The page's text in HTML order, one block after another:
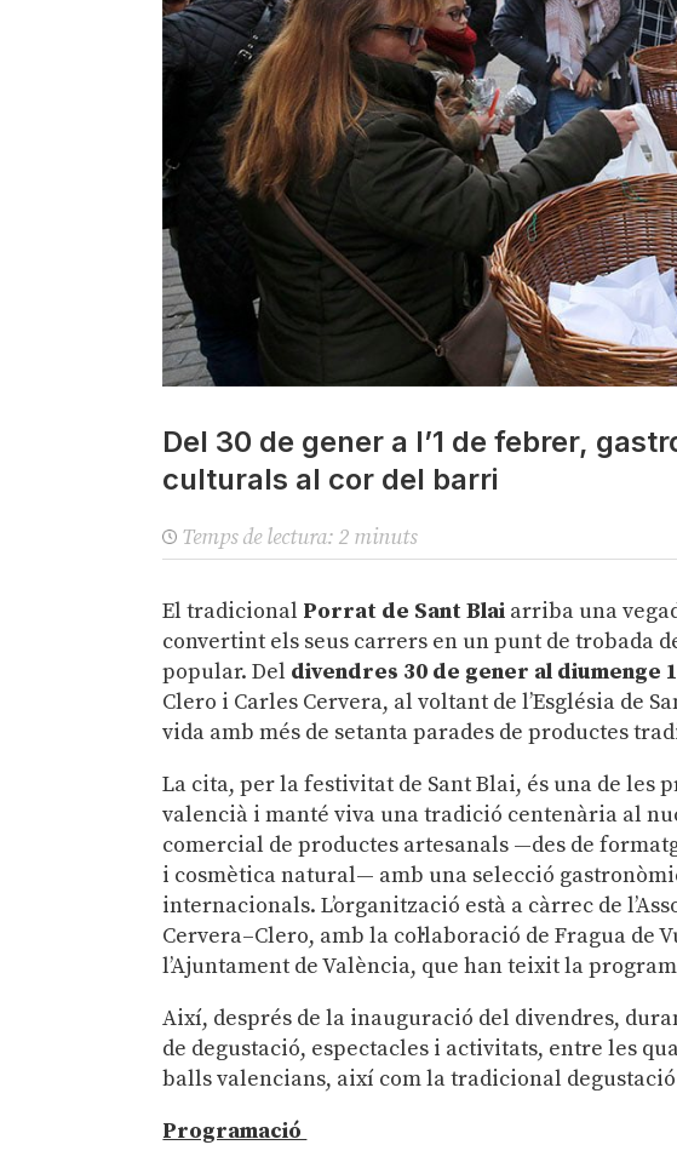
Del 30 de gener a l’1 de febrer,
culturals al cor del barri
Temps de lectura: 2 minuts
El tradicional Porrat de Sant Blai arriba una
convertint els seus carrers en un punt de trobada
popular. Del divendres 30 de gener al diumenge
Clero i Carles Cervera, al voltant de l’Església de
vida amb més de setanta parades de productes
La cita, per la festivitat de Sant Blai, és una de les
valencià i manté viva una tradició centenària al
comercial de productes artesanals —des de
i cosmètica natural— amb una selecció
internacionals. L’organització està a càrrec de
Cervera–Clero, amb la col·laboració de Fragua de
l’Ajuntament de València, que han teixit la
Així, després de la inauguració del divendres,
de degustació, espectacles i activitats, entre les
balls valencians, així com la tradicional degustació
Programació